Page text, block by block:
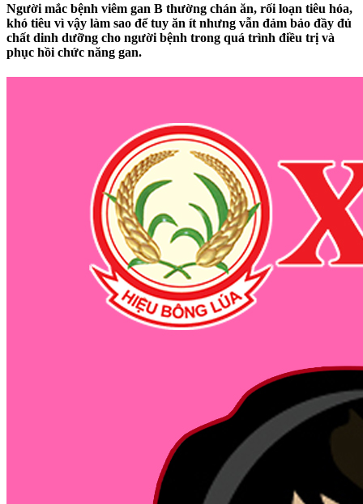
Người mắc bệnh viêm gan B thường chán ăn, rối loạn tiêu hóa,
khó tiêu vì vậy làm sao để tuy ăn ít nhưng vẫn đảm bảo đầy đủ
chất dinh dưỡng cho người bệnh trong quá trình điều trị và
phục hồi chức năng gan.